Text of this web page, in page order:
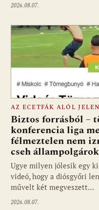
2026.08.07.
AZ ECETFÁK ALÓL
Biztos forrásból –
konferencia liga
félmeztelen nem
cseh
Ugye milyen jólesik egy
videó, hogy a diósgyőri
művelt két megveszett…
2026.08.07.